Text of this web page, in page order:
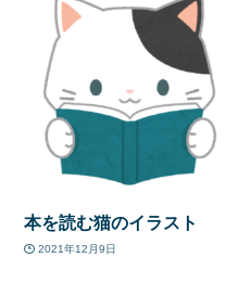
本を読む猫のイラスト
2021年12月9日